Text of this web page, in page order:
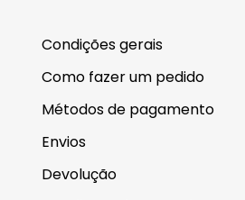
Condições gerais
Como fazer um pedido
Métodos de pagamento
Envios
Devolução